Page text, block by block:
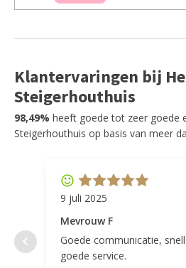
cm
Klantervaringen bij
Steigerhouthuis
98,49% heeft goede tot zeer goede
Steigerhouthuis op basis van meer
9 juli 2025
Mevrouw F
Goede communicatie,
goede service.